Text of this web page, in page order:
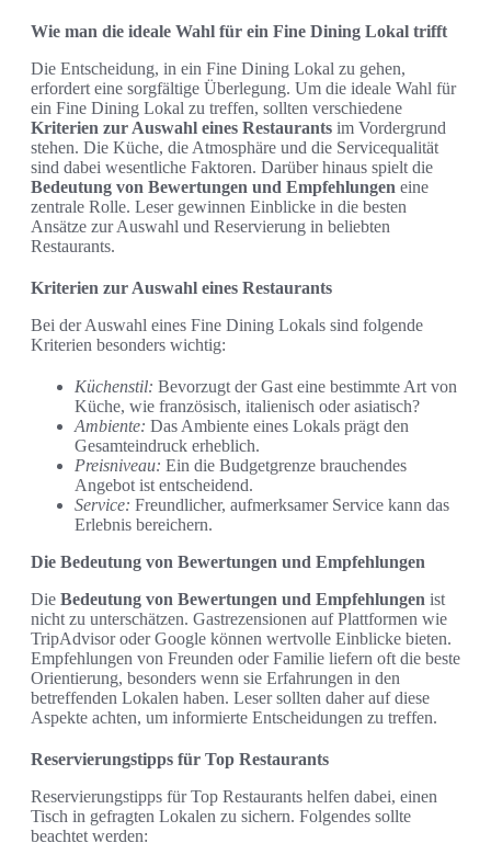
Wie man die ideale Wahl für ein Fine Dining Lokal trifft
Die Entscheidung, in ein Fine Dining Lokal zu gehen,
erfordert eine sorgfältige Überlegung. Um die ideale Wahl für
ein Fine Dining Lokal zu treffen, sollten verschiedene
Kriterien zur Auswahl eines Restaurants im Vordergrund
stehen. Die Küche, die Atmosphäre und die Servicequalität
sind dabei wesentliche Faktoren. Darüber hinaus spielt die
Bedeutung von Bewertungen und Empfehlungen eine
zentrale Rolle. Leser gewinnen Einblicke in die besten
Ansätze zur Auswahl und Reservierung in beliebten
Restaurants.
Kriterien zur Auswahl eines Restaurants
Bei der Auswahl eines Fine Dining Lokals sind folgende
Kriterien besonders wichtig:
Küchenstil: Bevorzugt der Gast eine bestimmte Art von
Küche, wie französisch, italienisch oder asiatisch?
Ambiente: Das Ambiente eines Lokals prägt den
Gesamteindruck erheblich.
Preisniveau: Ein die Budgetgrenze brauchendes
Angebot ist entscheidend.
Service: Freundlicher, aufmerksamer Service kann das
Erlebnis bereichern.
Die Bedeutung von Bewertungen und Empfehlungen
Die Bedeutung von Bewertungen und Empfehlungen ist
nicht zu unterschätzen. Gastrezensionen auf Plattformen wie
TripAdvisor oder Google können wertvolle Einblicke bieten.
Empfehlungen von Freunden oder Familie liefern oft die beste
Orientierung, besonders wenn sie Erfahrungen in den
betreffenden Lokalen haben. Leser sollten daher auf diese
Aspekte achten, um informierte Entscheidungen zu treffen.
Reservierungstipps für Top Restaurants
Reservierungstipps für Top Restaurants helfen dabei, einen
Tisch in gefragten Lokalen zu sichern. Folgendes sollte
beachtet werden: